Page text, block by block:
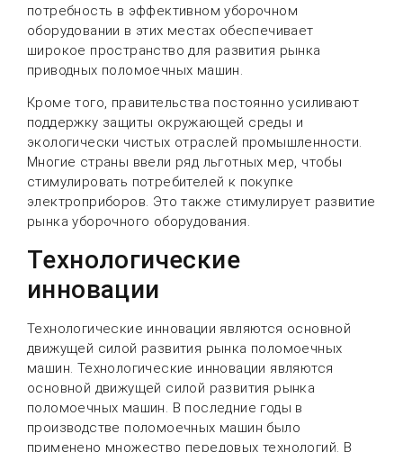
потребность в эффективном уборочном
оборудовании в этих местах обеспечивает
широкое пространство для развития рынка
приводных поломоечных машин.
Кроме того, правительства постоянно усиливают
поддержку защиты окружающей среды и
экологически чистых отраслей промышленности.
Многие страны ввели ряд льготных мер, чтобы
стимулировать потребителей к покупке
электроприборов. Это также стимулирует развитие
рынка уборочного оборудования.
Технологические
инновации
Технологические инновации являются основной
движущей силой развития рынка поломоечных
машин. Технологические инновации являются
основной движущей силой развития рынка
поломоечных машин. В последние годы в
производстве поломоечных машин было
применено множество передовых технологий. В